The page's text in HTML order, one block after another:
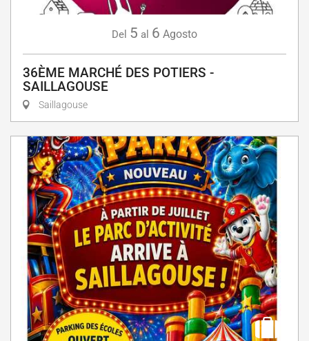
Del 5 al 6 Agosto
36ÈME MARCHÉ DES POTIERS -
SAILLAGOUSE
Saillagouse